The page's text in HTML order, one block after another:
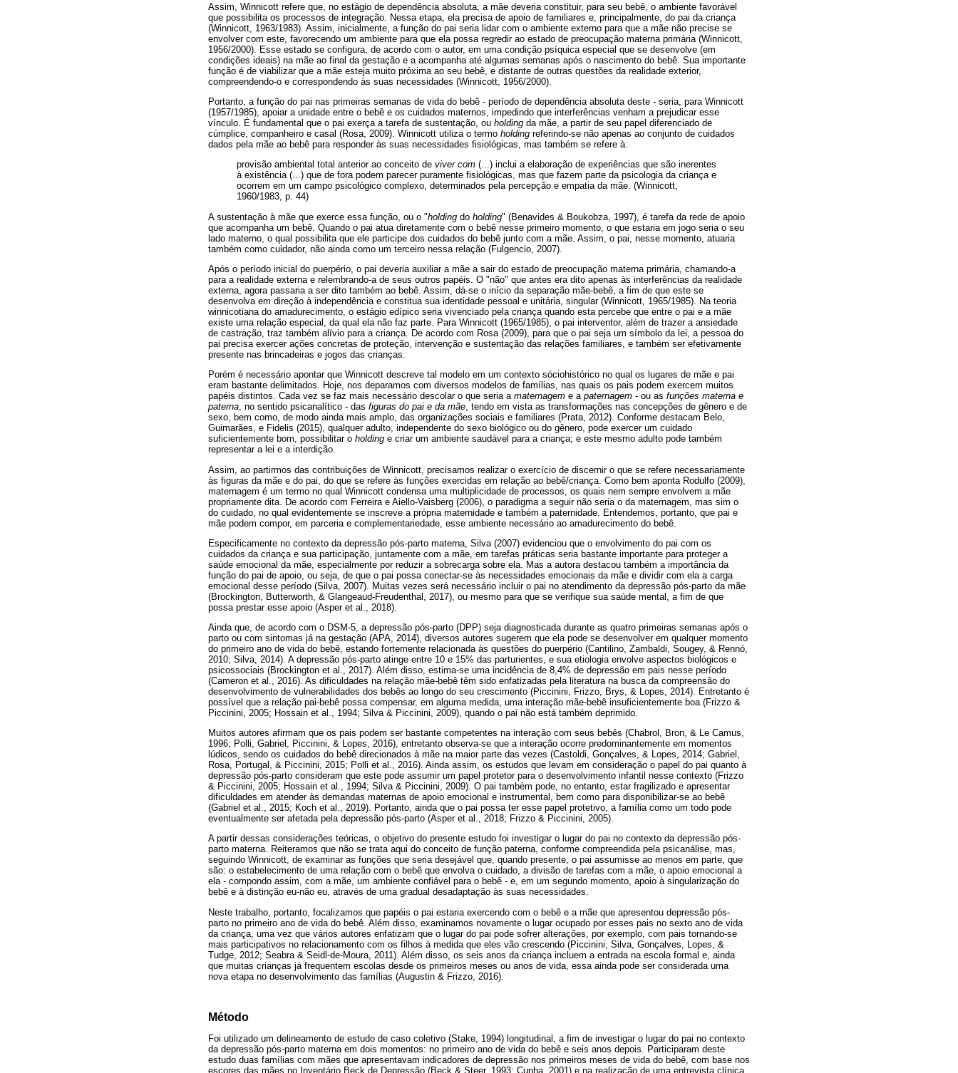
Assim, Winnicott refere que, no estágio de dependência absoluta, a mãe deveria constituir, para seu bebê, o ambiente favorável
que possibilita os processos de integração. Nessa etapa, ela precisa de apoio de familiares e, principalmente, do pai da criança
(Winnicott, 1963/1983). Assim, inicialmente, a função do pai seria lidar com o ambiente externo para que a mãe não precise se
envolver com este, favorecendo um ambiente para que ela possa regredir ao estado de preocupação materna primária (Winnicott,
1956/2000). Esse estado se configura, de acordo com o autor, em uma condição psíquica especial que se desenvolve (em
condições ideais) na mãe ao final da gestação e a acompanha até algumas semanas após o nascimento do bebê. Sua importante
função é de viabilizar que a mãe esteja muito próxima ao seu bebê, e distante de outras questões da realidade exterior,
compreendendo-o e correspondendo às suas necessidades (Winnicott, 1956/2000).
Portanto, a função do pai nas primeiras semanas de vida do bebê - período de dependência absoluta deste - seria, para Winnicott
(1957/1985), apoiar a unidade entre o bebê e os cuidados maternos, impedindo que interferências venham a prejudicar esse
vínculo. É fundamental que o pai exerça a tarefa de sustentação, ou holding da mãe, a partir de seu papel diferenciado de
cúmplice, companheiro e casal (Rosa, 2009). Winnicott utiliza o termo holding referindo-se não apenas ao conjunto de cuidados
dados pela mãe ao bebê para responder às suas necessidades fisiológicas, mas também se refere à:
provisão ambiental total anterior ao conceito de viver com (...) inclui a elaboração de experiências que são inerentes
à existência (...) que de fora podem parecer puramente fisiológicas, mas que fazem parte da psicologia da criança e
ocorrem em um campo psicológico complexo, determinados pela percepção e empatia da mãe. (Winnicott,
1960/1983, p. 44)
A sustentação à mãe que exerce essa função, ou o "holding do holding" (Benavides & Boukobza, 1997), é tarefa da rede de apoio
que acompanha um bebê. Quando o pai atua diretamente com o bebê nesse primeiro momento, o que estaria em jogo seria o seu
lado materno, o qual possibilita que ele participe dos cuidados do bebê junto com a mãe. Assim, o pai, nesse momento, atuaria
também como cuidador, não ainda como um terceiro nessa relação (Fulgencio, 2007).
Após o período inicial do puerpério, o pai deveria auxiliar a mãe a sair do estado de preocupação materna primária, chamando-a
para a realidade externa e relembrando-a de seus outros papéis. O "não" que antes era dito apenas às interferências da realidade
externa, agora passaria a ser dito também ao bebê. Assim, dá-se o início da separação mãe-bebê, a fim de que este se
desenvolva em direção à independência e constitua sua identidade pessoal e unitária, singular (Winnicott, 1965/1985). Na teoria
winnicotiana do amadurecimento, o estágio edípico seria vivenciado pela criança quando esta percebe que entre o pai e a mãe
existe uma relação especial, da qual ela não faz parte. Para Winnicott (1965/1985), o pai interventor, além de trazer a ansiedade
de castração, traz também alívio para a criança. De acordo com Rosa (2009), para que o pai seja um símbolo da lei, a pessoa do
pai precisa exercer ações concretas de proteção, intervenção e sustentação das relações familiares, e também ser efetivamente
presente nas brincadeiras e jogos das crianças.
Porém é necessário apontar que Winnicott descreve tal modelo em um contexto sóciohistórico no qual os lugares de mãe e pai
eram bastante delimitados. Hoje, nos deparamos com diversos modelos de famílias, nas quais os pais podem exercem muitos
papéis distintos. Cada vez se faz mais necessário descolar o que seria a maternagem e a paternagem - ou as funções materna e
paterna, no sentido psicanalítico - das figuras do pai e da mãe, tendo em vista as transformações nas concepções de gênero e de
sexo, bem como, de modo ainda mais amplo, das organizações sociais e familiares (Prata, 2012). Conforme destacam Belo,
Guimarães, e Fidelis (2015), qualquer adulto, independente do sexo biológico ou do gênero, pode exercer um cuidado
suficientemente bom, possibilitar o holding e criar um ambiente saudável para a criança; e este mesmo adulto pode também
representar a lei e a interdição.
Assim, ao partirmos das contribuições de Winnicott, precisamos realizar o exercício de discernir o que se refere necessariamente
às figuras da mãe e do pai, do que se refere às funções exercidas em relação ao bebê/criança. Como bem aponta Rodulfo (2009),
maternagem é um termo no qual Winnicott condensa uma multiplicidade de processos, os quais nem sempre envolvem a mãe
propriamente dita. De acordo com Ferreira e Aiello-Vaisberg (2006), o paradigma a seguir não seria o da maternagem, mas sim o
do cuidado, no qual evidentemente se inscreve a própria maternidade e também a paternidade. Entendemos, portanto, que pai e
mãe podem compor, em parceria e complementariedade, esse ambiente necessário ao amadurecimento do bebê.
Especificamente no contexto da depressão pós-parto materna, Silva (2007) evidenciou que o envolvimento do pai com os
cuidados da criança e sua participação, juntamente com a mãe, em tarefas práticas seria bastante importante para proteger a
saúde emocional da mãe, especialmente por reduzir a sobrecarga sobre ela. Mas a autora destacou também a importância da
função do pai de apoio, ou seja, de que o pai possa conectar-se às necessidades emocionais da mãe e dividir com ela a carga
emocional desse período (Silva, 2007). Muitas vezes será necessário incluir o pai no atendimento da depressão pós-parto da mãe
(Brockington, Butterworth, & Glangeaud-Freudenthal, 2017), ou mesmo para que se verifique sua saúde mental, a fim de que
possa prestar esse apoio (Asper et al., 2018).
Ainda que, de acordo com o DSM-5, a depressão pós-parto (DPP) seja diagnosticada durante as quatro primeiras semanas após o
parto ou com sintomas já na gestação (APA, 2014), diversos autores sugerem que ela pode se desenvolver em qualquer momento
do primeiro ano de vida do bebê, estando fortemente relacionada às questões do puerpério (Cantilino, Zambaldi, Sougey, & Rennó,
2010; Silva, 2014). A depressão pós-parto atinge entre 10 e 15% das parturientes, e sua etiologia envolve aspectos biológicos e
psicossociais (Brockington et al., 2017). Além disso, estima-se uma incidência de 8,4% de depressão em pais nesse período
(Cameron et al., 2016). As dificuldades na relação mãe-bebê têm sido enfatizadas pela literatura na busca da compreensão do
desenvolvimento de vulnerabilidades dos bebês ao longo do seu crescimento (Piccinini, Frizzo, Brys, & Lopes, 2014). Entretanto é
possível que a relação pai-bebê possa compensar, em alguma medida, uma interação mãe-bebê insuficientemente boa (Frizzo &
Piccinini, 2005; Hossain et al., 1994; Silva & Piccinini, 2009), quando o pai não está também deprimido.
Muitos autores afirmam que os pais podem ser bastante competentes na interação com seus bebês (Chabrol, Bron, & Le Camus,
1996; Polli, Gabriel, Piccinini, & Lopes, 2016), entretanto observa-se que a interação ocorre predominantemente em momentos
lúdicos, sendo os cuidados do bebê direcionados à mãe na maior parte das vezes (Castoldi, Gonçalves, & Lopes, 2014; Gabriel,
Rosa, Portugal, & Piccinini, 2015; Polli et al., 2016). Ainda assim, os estudos que levam em consideração o papel do pai quanto à
depressão pós-parto consideram que este pode assumir um papel protetor para o desenvolvimento infantil nesse contexto (Frizzo
& Piccinini, 2005; Hossain et al., 1994; Silva & Piccinini, 2009). O pai também pode, no entanto, estar fragilizado e apresentar
dificuldades em atender às demandas maternas de apoio emocional e instrumental, bem como para disponibilizar-se ao bebê
(Gabriel et al., 2015; Koch et al., 2019). Portanto, ainda que o pai possa ter esse papel protetivo, a família como um todo pode
eventualmente ser afetada pela depressão pós-parto (Asper et al., 2018; Frizzo & Piccinini, 2005).
A partir dessas considerações teóricas, o objetivo do presente estudo foi investigar o lugar do pai no contexto da depressão pós-
parto materna. Reiteramos que não se trata aqui do conceito de função paterna, conforme compreendida pela psicanálise, mas,
seguindo Winnicott, de examinar as funções que seria desejável que, quando presente, o pai assumisse ao menos em parte, que
são: o estabelecimento de uma relação com o bebê que envolva o cuidado, a divisão de tarefas com a mãe, o apoio emocional a
ela - compondo assim, com a mãe, um ambiente confiável para o bebê - e, em um segundo momento, apoio à singularização do
bebê e à distinção eu-não eu, através de uma gradual desadaptação às suas necessidades.
Neste trabalho, portanto, focalizamos que papéis o pai estaria exercendo com o bebê e a mãe que apresentou depressão pós-
parto no primeiro ano de vida do bebê. Além disso, examinamos novamente o lugar ocupado por esses pais no sexto ano de vida
da criança, uma vez que vários autores enfatizam que o lugar do pai pode sofrer alterações, por exemplo, com pais tornando-se
mais participativos no relacionamento com os filhos à medida que eles vão crescendo (Piccinini, Silva, Gonçalves, Lopes, &
Tudge, 2012; Seabra & Seidl-de-Moura, 2011). Além disso, os seis anos da criança incluem a entrada na escola formal e, ainda
que muitas crianças já frequentem escolas desde os primeiros meses ou anos de vida, essa ainda pode ser considerada uma
nova etapa no desenvolvimento das famílias (Augustin & Frizzo, 2016).
Método
Foi utilizado um delineamento de estudo de caso coletivo (Stake, 1994) longitudinal, a fim de investigar o lugar do pai no contexto
da depressão pós-parto materna em dois momentos: no primeiro ano de vida do bebê e seis anos depois. Participaram deste
estudo duas famílias com mães que apresentavam indicadores de depressão nos primeiros meses de vida do bebê, com base nos
escores das mães no Inventário Beck de Depressão (Beck & Steer, 1993; Cunha, 2001) e na realização de uma entrevista clínica